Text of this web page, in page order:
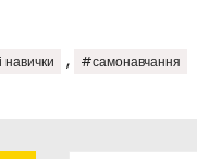
навички , #самонавчання